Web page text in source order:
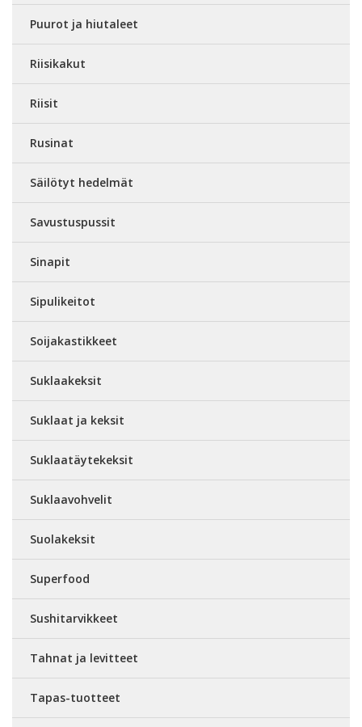
Puurot ja hiutaleet
Riisikakut
Riisit
Rusinat
Säilötyt hedelmät
Savustuspussit
Sinapit
Sipulikeitot
Soijakastikkeet
Suklaakeksit
Suklaat ja keksit
Suklaatäytekeksit
Suklaavohvelit
Suolakeksit
Superfood
Sushitarvikkeet
Tahnat ja levitteet
Tapas-tuotteet